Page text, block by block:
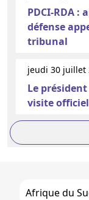
PDCI-RDA :
défense
tribunal
jeudi 30 juillet
Le
visite
Afrique du